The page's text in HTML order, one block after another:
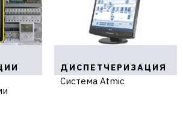
ДИСПЕТЧЕРИЗАЦИЯ
Система Atmic